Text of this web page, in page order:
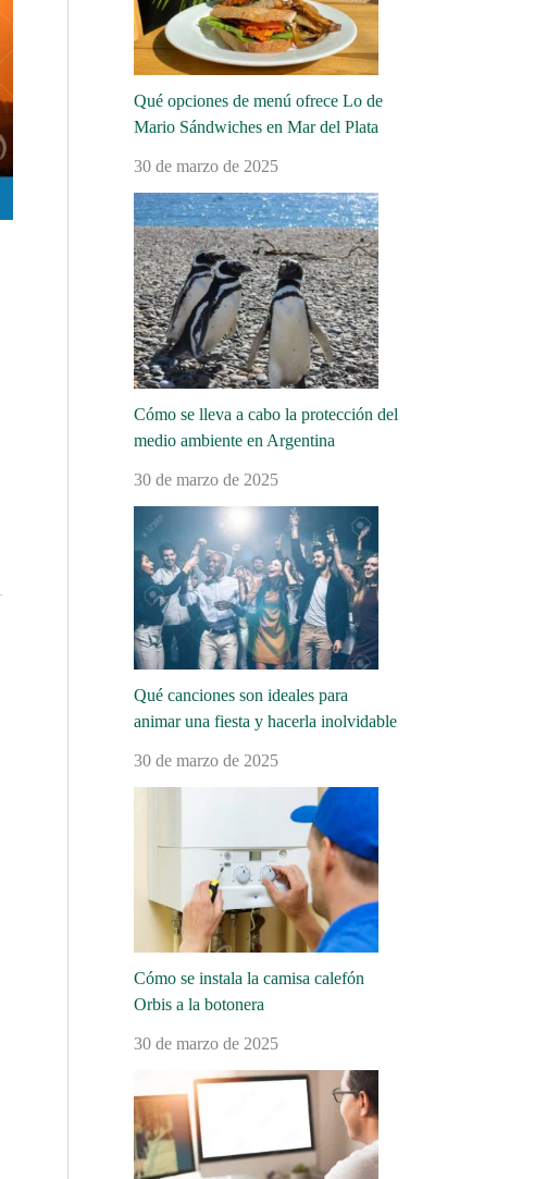
Qué opciones de menú ofrece Lo de
Mario Sándwiches en Mar del Plata
30 de marzo de 2025
Cómo se lleva a cabo la protección del
medio ambiente en Argentina
30 de marzo de 2025
Qué canciones son ideales para
animar una fiesta y hacerla inolvidable
30 de marzo de 2025
Cómo se instala la camisa calefón
Orbis a la botonera
30 de marzo de 2025